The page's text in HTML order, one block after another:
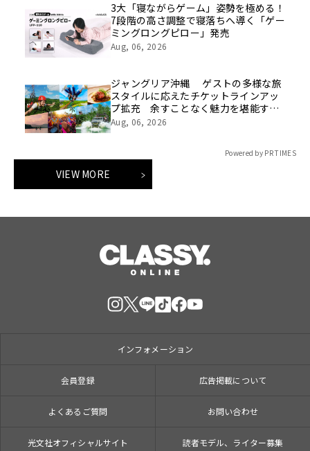
3大「寝ながらゲーム」姿勢を極める！
7段階の高さ調整で寝落ちへ導く「ゲー
ミングロングピロー」発売
Aug, 06, 2026
ジャングリア沖縄 ゲストの多様な旅
スタイルに応えたチケットラインアッ
プ拡充 余すことなく魅力を堪能する
「ロイヤルチケット」新登場
Aug, 06, 2026
Powered by PR TIMES
VIEW MORE
インフォメーション
会員登録 広告掲載について
よくあるご質問 お問い合わせ
光文社オフィシャルサイト 読者モデル、ライター募集